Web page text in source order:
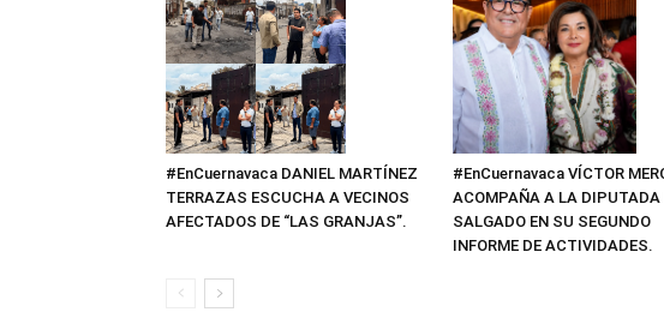
#EnCuernavaca DANIEL MARTÍNEZ
TERRAZAS ESCUCHA A VECINOS
AFECTADOS DE “LAS GRANJAS”.
#EnCuernavaca VÍCTOR
ACOMPAÑA A LA DIPUTADA
SALGADO EN SU SEGUNDO
INFORME DE ACTIVIDADES.